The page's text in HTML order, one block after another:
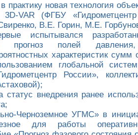
практику новая технология
VAR (ФГБУ
В.Е. Горин, М.Е.
испытывался
прогноз полей
характеристик сумм
глобальной
России»,
статус внедрения ранее
Черноземное УГМС» в
для работы